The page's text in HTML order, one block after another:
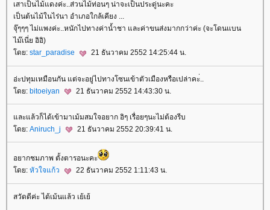
เสาเป็นไม้แดงค่ะ..ส่วนไม้ท่อนๆ น่าจะเป็นประดู่นะคะ
เป็นต้นไม้ในไร่นา อำเภอใกล้เคียง ...
จุ๊ๆๆๆ ไม่แพงค่ะ..หนักไปทางค่าน้ำชา และค่าขนส่งมากกว่าค่ะ (จะโดนแบน
ไม๊เนี่ย อิอิ)
ดย: star_paradise 21 ธันวาคม 2552 14:25:44 น.
อ่ะปทุมเหมือนกัน แต่จะอยู่ไปทางโซนเข้าตัวเมืองหรือเปล่าคะ่..
ดย: bitoeiyan 21 ธันวาคม 2552 14:43:30 น.
ละแล้วก็ได้เข้ามาเม้มสมใจอยาก อิๆ เรื่อยๆนะไม่ต้องรีบ
ดย: Aniruch_j 21 ธันวาคม 2552 20:39:41 น.
อยากชมภาพ ตั้งตารอนะคะ
ดย: หัวใจแก้ว 22 ธันวาคม 2552 1:11:43 น.
สวัดดีค่ะ ได้เม้นแล้ว เย้เย้